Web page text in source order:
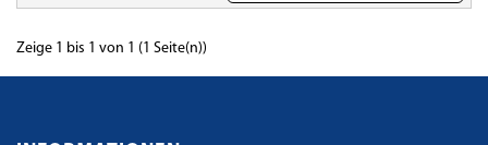
Zeige 1 bis 1 von 1 (1 Seite(n))